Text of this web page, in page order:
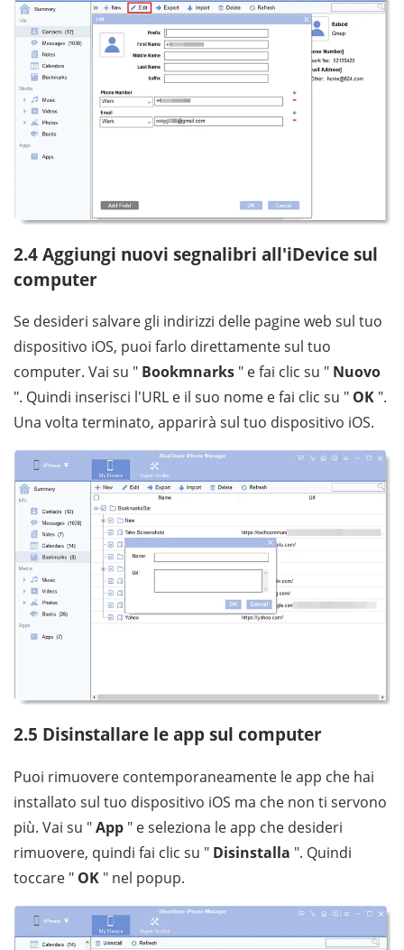
2.4 Aggiungi nuovi segnalibri all'iDevice sul
computer
Se desideri salvare gli indirizzi delle pagine web sul tuo
dispositivo iOS, puoi farlo direttamente sul tuo
computer. Vai su " Bookmnarks " e fai clic su " Nuovo
". Quindi inserisci l'URL e il suo nome e fai clic su " OK ".
Una volta terminato, apparirà sul tuo dispositivo iOS.
2.5 Disinstallare le app sul computer
Puoi rimuovere contemporaneamente le app che hai
installato sul tuo dispositivo iOS ma che non ti servono
più. Vai su "App " e seleziona le app che desideri
rimuovere, quindi fai clic su " Disinstalla ". Quindi
toccare " OK " nel popup.